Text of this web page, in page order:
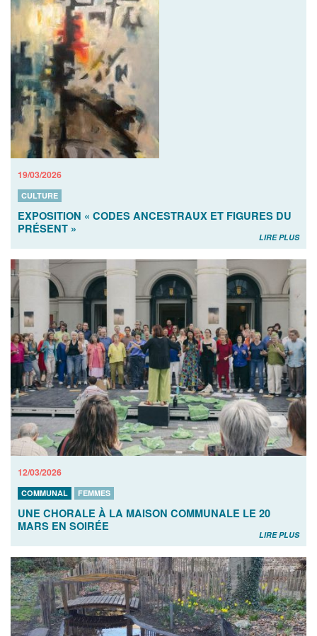
19/03/2026
CULTURE
EXPOSITION « CODES ANCESTRAUX ET FIGURES DU
PRÉSENT »
LIRE PLUS
12/03/2026
COMMUNAL FEMMES
UNE CHORALE À LA MAISON COMMUNALE LE 20
MARS EN SOIRÉE
LIRE PLUS